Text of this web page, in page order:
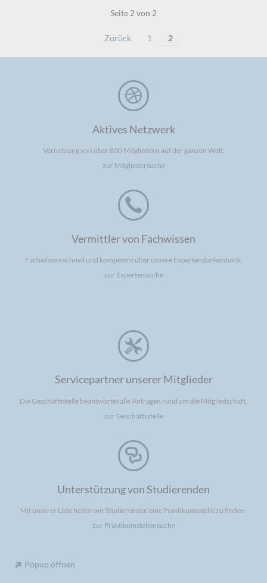
verfügbar
Seite 2 von 2
Zurück 1 2
Aktives Netzwerk
Vernetzung von über 800 Mitgliedern auf der ganzen Welt.
zur Mitgliedersuche
Vermittler von Fachwissen
Fachwissen schnell und kompetent über unsere Expertendankenbank.
zur Expertensuche
Servicepartner unserer Mitglieder
Die Geschäftsstelle beantwortet alle Anfragen rund um die Mitgliedschaft.
zur Geschäftsstelle
Unterstützung von Studierenden
Mit unserer Liste helfen wir Studierenden eine Praktikumsstelle zu finden.
zur Praktikumstellensuche
Popup öffnen